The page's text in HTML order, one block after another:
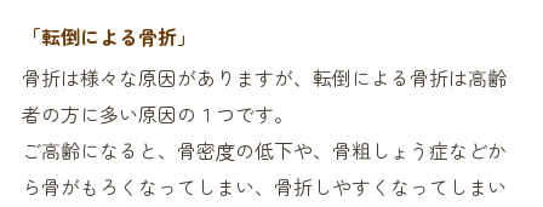
「転倒による骨折」
骨折は様々な原因がありますが、転倒による骨折は高齢
者の方に多い原因の１つです。
ご高齢になると、骨密度の低下や、骨粗しょう症などか
ら骨がもろくなってしまい、骨折しやすくなってしまい